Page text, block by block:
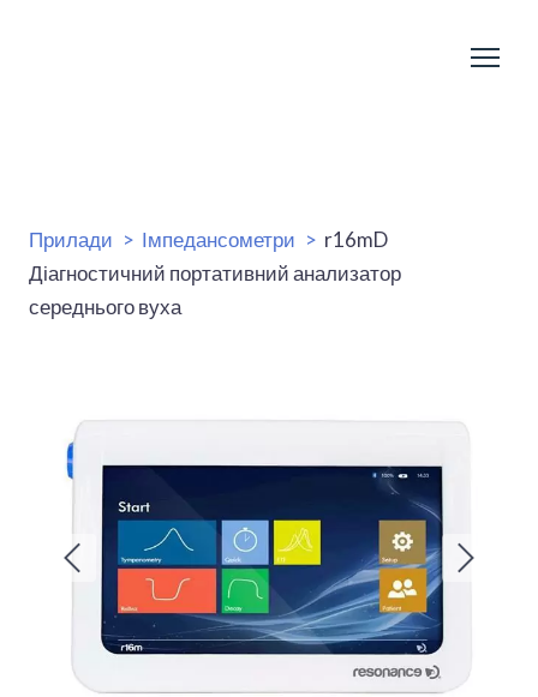
Прилади Імпедансометри
r16mD
Діагностичний портативний анализатор
середнього вуха